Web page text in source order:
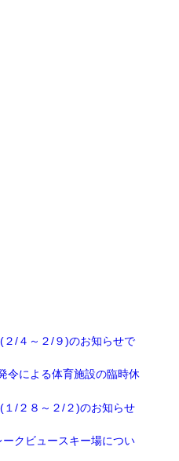
/４～２/９)のお知らせで
による体育施設の臨時休
/２８～２/２)のお知らせ
クビュースキー場につい